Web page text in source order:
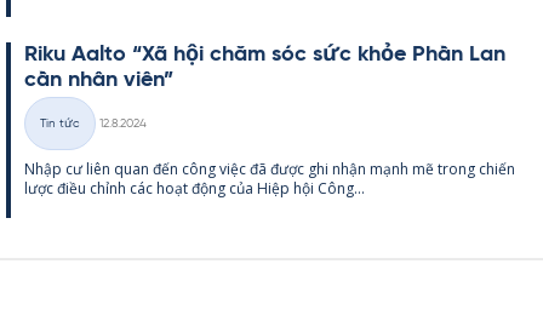
Riku Aalto “Xã hội chăm sóc sức khỏe Phần Lan
cần nhân viên”
Thể
loại
Tin tức
12.8.2024
Nhập cư liên quan đến công việc đã được ghi nhận mạnh mẽ trong chiến
lược điều chỉnh các hoạt động của Hiệp hội Công...